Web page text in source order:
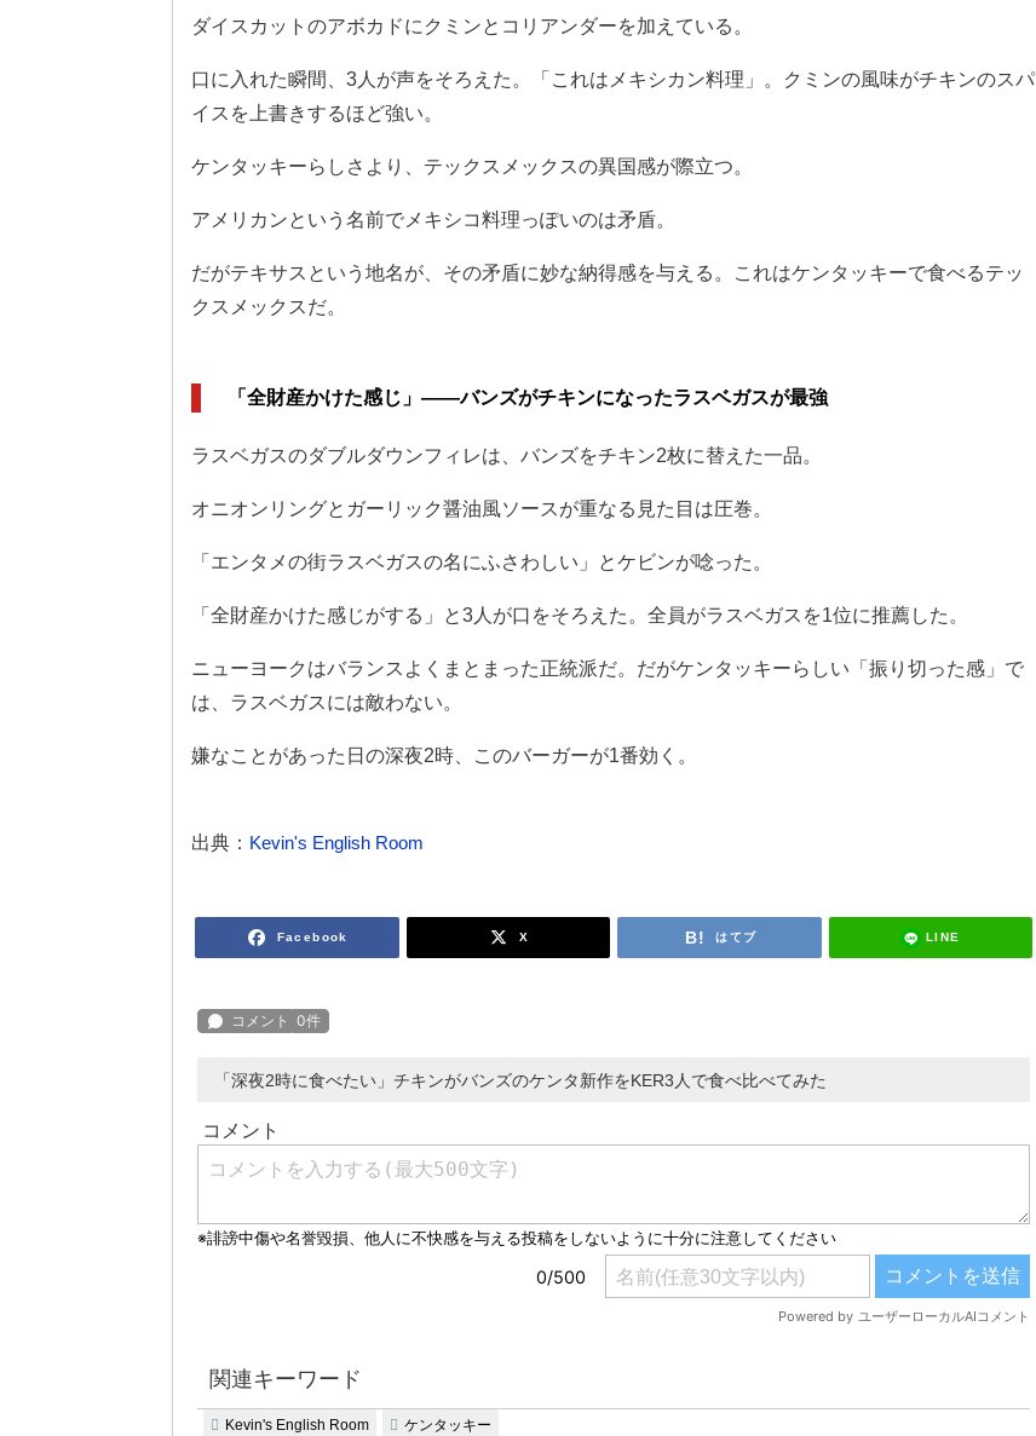
ダイスカットのアボカドにクミンとコリアンダーを加えている。
口に入れた瞬間、3人が声をそろえた。「これはメキシカン料理」。クミンの風味がチキンのスパ
イスを上書きするほど強い。
ケンタッキーらしさより、テックスメックスの異国感が際立つ。
アメリカンという名前でメキシコ料理っぽいのは矛盾。
だがテキサスという地名が、その矛盾に妙な納得感を与える。これはケンタッキーで食べるテッ
クスメックスだ。
「全財産かけた感じ」——バンズがチキンになったラスベガスが最強
ラスベガスのダブルダウンフィレは、バンズをチキン2枚に替えた一品。
オニオンリングとガーリック醤油風ソースが重なる見た目は圧巻。
「エンタメの街ラスベガスの名にふさわしい」とケビンが唸った。
「全財産かけた感じがする」と3人が口をそろえた。全員がラスベガスを1位に推薦した。
ニューヨークはバランスよくまとまった正統派だ。だがケンタッキーらしい「振り切った感」で
は、ラスベガスには敵わない。
嫌なことがあった日の深夜2時、このバーガーが1番効く。
出典： Kevin's English Room
Facebook X はてブ LINE
「深夜2時に食べたい」チキンがバンズのケンタ新作をKER3人で食べ比べてみた
関連キーワード
Kevin's English Room ケンタッキー